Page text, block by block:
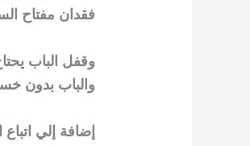
فقدان مفتاح
وقفل الباب
والباب بدون
إضافة إلي